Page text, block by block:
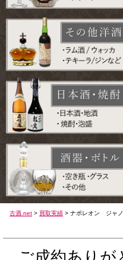
古酒.net > 買取実績 > ナポレオン ジャ